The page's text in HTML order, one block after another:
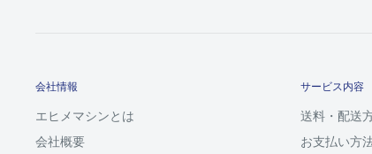
会社情報
エヒメマシンとは
会社概要
サービス内容
送料・配送
お支払い方